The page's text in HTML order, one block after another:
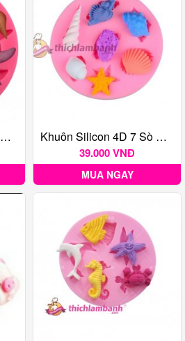
Khuôn Silicon 4D 8 Sò Ốc MK - 556 Khuôn Silicon 4D 7 Sò Ốc MK - 546
39.000 VNĐ
MUA NGAY